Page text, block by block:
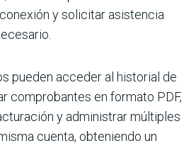
y solicitar asistencia
pueden acceder al historial de
comprobantes en formato PDF,
y administrar múltiples
cuenta, obteniendo un